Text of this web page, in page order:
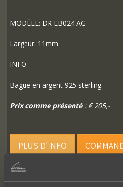
MODÈLE: DR LB024 AG
Largeur: 11mm
INFO
Bague en argent 925 sterling.
Prix comme présenté: € 205,-
PLUS D'INFO